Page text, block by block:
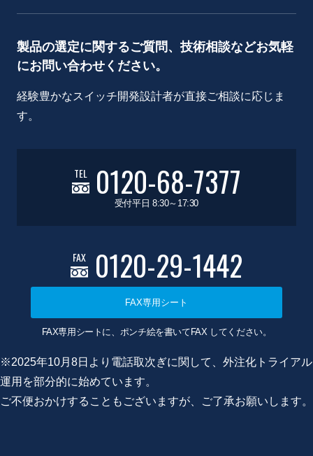
製品の選定に関するご質問、技術相談などお気軽
にお問い合わせください。
経験豊かなスイッチ開発設計者が直接ご相談に応じま
す。
TEL 0120-68-7377
受付平日 8:30～17:30
FAX 0120-29-1442
FAX専用シート
FAX専用シートに、ポンチ絵を書いてFAX してください。
※2025年10月8日より電話取次ぎに関して、外注化トライアル
運用を部分的に始めています。
ご不便おかけすることもございますが、ご了承お願いします。